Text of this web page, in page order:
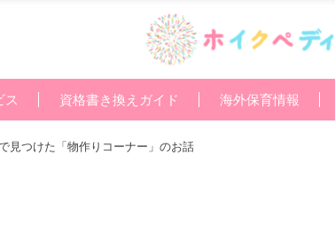
ス 資格書き換えガイド 海外保育情報
見つけた「物作りコーナー」のお話